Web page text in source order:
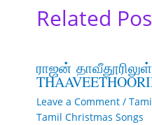
Related
ராஜன்
Leave a Comment /
Tamil Christmas Songs